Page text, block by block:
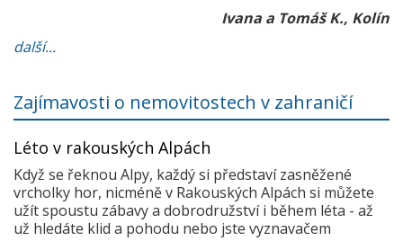
Ivana a Tomáš K., Kolín
další...
Zajímavosti o nemovitostech v zahraničí
Léto v rakouských Alpách
Když se řeknou Alpy, každý si představí zasněžené
vrcholky hor, nicméně v Rakouských Alpách si můžete
užít spoustu zábavy a dobrodružství i během léta - až
už hledáte klid a pohodu nebo jste vyznavačem